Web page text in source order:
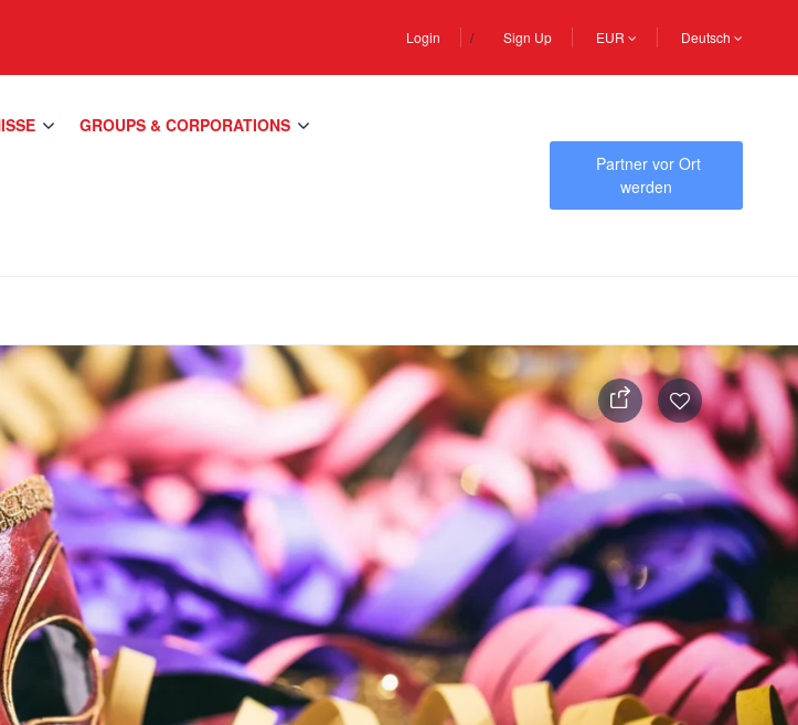
Login Sign Up EUR Deutsch
GROUPS & CORPORATIONS
Partner vor Ort
werden